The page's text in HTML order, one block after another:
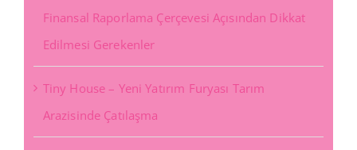
Finansal Raporlama Çerçevesi Açısından Dikkat
Edilmesi Gerekenler
Tiny House – Yeni Yatırım Furyası Tarım
Arazisinde Çatılaşma